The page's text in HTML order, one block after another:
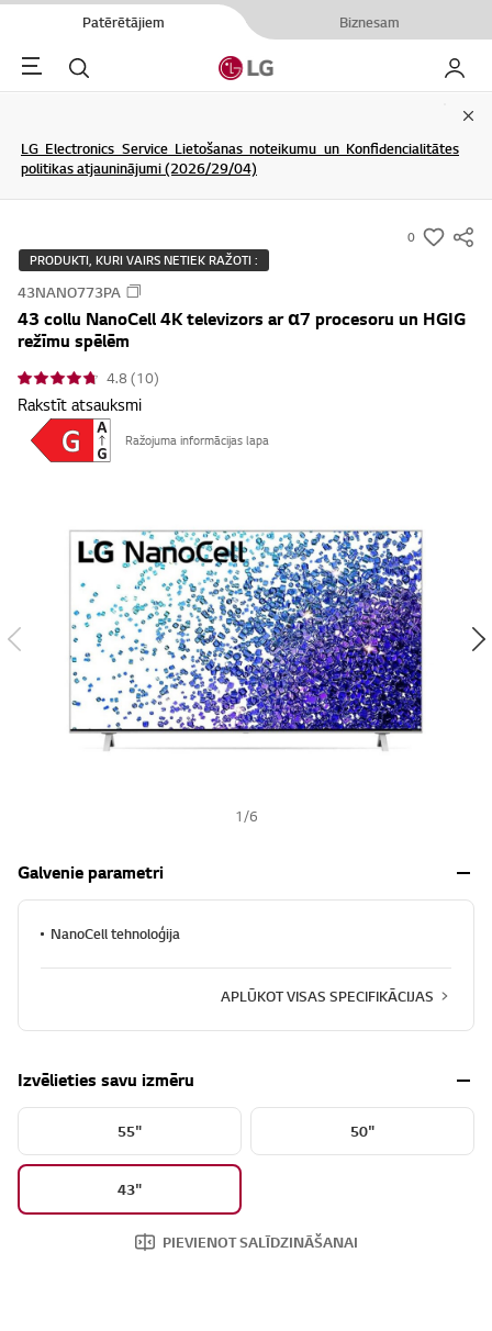
Patērētājiem Biznesam
Menu Meklēt Mans
LG Electronics Service Lietošanas noteikumu un Konfidencialitātes
politikas atjauninājumi (2026/29/04)
0
s
m
PRODUKTI, KURI VAIRS NETIEK RAŽOTI :
43NANO773PA
43 collu NanoCell 4K televizors ar α7 procesoru un HGIG
režīmu spēlēm
4.8 (10)
Rakstīt atsauksmi
Ražojuma informācijas lapa
1 /6
Galvenie parametri
NanoCell tehnoloģija
APLŪKOT VISAS SPECIFIKĀCIJAS
Izvēlieties savu izmēru
55" 50"
43"
PIEVIENOT SALĪDZINĀŠANAI